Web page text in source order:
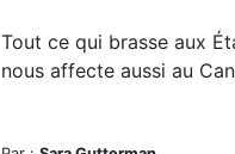
Tout ce qui brasse aux
nous affecte aussi au